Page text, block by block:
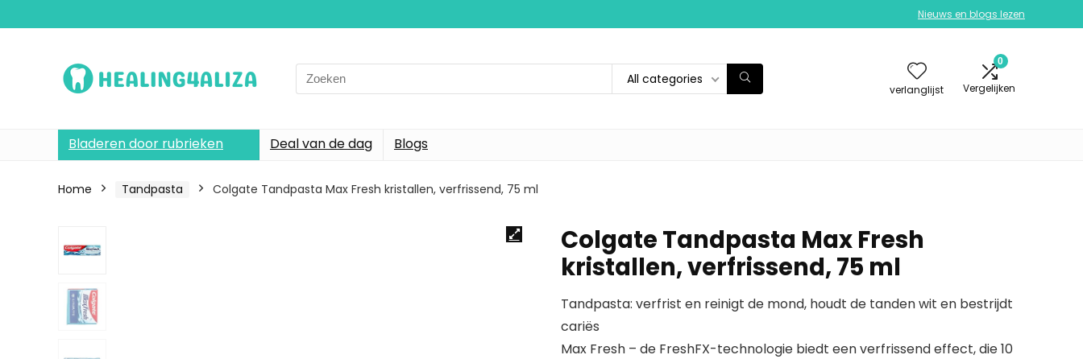
Nieuws en blogs lezen
Search
for:
All categories
verlanglijst
0
Vergelijken
Bladeren door rubrieken Deal van de dag Blogs
Home Tandpasta Colgate Tandpasta Max Fresh kristallen, verfrissend, 75 ml
Colgate Tandpasta Max Fresh
kristallen, verfrissend, 75 ml
Tandpasta: verfrist en reinigt de mond, houdt de tanden wit en bestrijdt
cariës
Max Fresh – de FreshFX-technologie biedt een verfrissend effect, die 10